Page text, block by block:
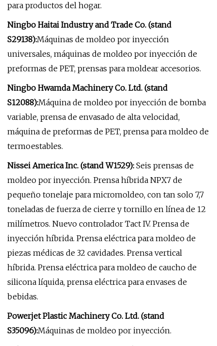
para productos del hogar.
Ningbo Haitai Industry and Trade Co. (stand
S29138):Máquinas de moldeo por inyección
universales, máquinas de moldeo por inyección de
preformas de PET, prensas para moldear accesorios.
Ningbo Hwamda Machinery Co. Ltd. (stand
S12088):Máquina de moldeo por inyección de bomba
variable, prensa de envasado de alta velocidad,
máquina de preformas de PET, prensa para moldeo de
termoestables.
Nissei America Inc. (stand W1529): Seis prensas de
moldeo por inyección. Prensa híbrida NPX7 de
pequeño tonelaje para micromoldeo, con tan solo 7,7
toneladas de fuerza de cierre y tornillo en línea de 12
milímetros. Nuevo controlador Tact IV. Prensa de
inyección híbrida. Prensa eléctrica para moldeo de
piezas médicas de 32 cavidades. Prensa vertical
híbrida. Prensa eléctrica para moldeo de caucho de
silicona líquida, prensa eléctrica para envases de
bebidas.
Powerjet Plastic Machinery Co. Ltd. (stand
S35096):Máquinas de moldeo por inyección.